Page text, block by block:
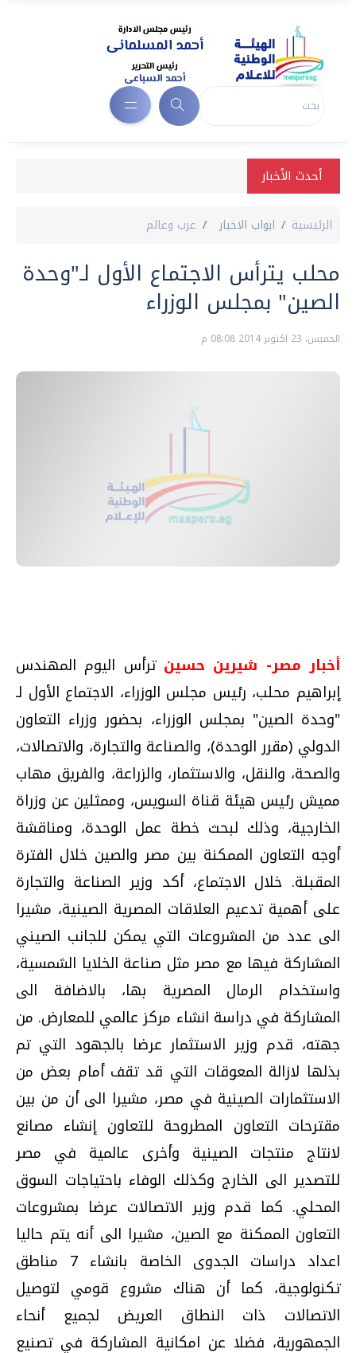
أحدث الأخبار
الرئيسية ابواب الاخبار عرب وعالم
محلب يترأس الاجتماع الأول لـ"وحدة
الصين" بمجلس الوزراء
الخميس، 23 اكتوبر 2014 08:08 م
أخبار مصر- شيرين حسين ترأس اليوم المهندس
إبراهيم محلب، رئيس مجلس الوزراء، الاجتماع الأول لـ
"وحدة الصين" بمجلس الوزراء، بحضور وزراء التعاون
الدولي (مقرر الوحدة)، والصناعة والتجارة، والاتصالات،
والصحة، والنقل، والاستثمار، والزراعة، والفريق مهاب
مميش رئيس هيئة قناة السويس، وممثلين عن وزراة
الخارجية، وذلك لبحث خطة عمل الوحدة، ومناقشة
أوجه التعاون الممكنة بين مصر والصين خلال الفترة
المقبلة. خلال الاجتماع، أكد وزير الصناعة والتجارة
على أهمية تدعيم العلاقات المصرية الصينية، مشيرا
الى عدد من المشروعات التي يمكن للجانب الصيني
المشاركة فيها مع مصر مثل صناعة الخلايا الشمسية،
واستخدام الرمال المصرية بها، بالاضافة الى
المشاركة في دراسة انشاء مركز عالمي للمعارض. من
جهته، قدم وزير الاستثمار عرضا بالجهود التي تم
بذلها لازالة المعوقات التي قد تقف أمام بعض من
الاستثمارات الصينية في مصر، مشيرا الى أن من بين
مقترحات التعاون المطروحة للتعاون إنشاء مصانع
لانتاج منتجات الصينية وأخرى عالمية في مصر
للتصدير الى الخارج وكذلك الوفاء باحتياجات السوق
المحلي. كما قدم وزير الاتصالات عرضا بمشروعات
التعاون الممكنة مع الصين، مشيرا الى أنه يتم حاليا
اعداد دراسات الجدوى الخاصة بانشاء 7 مناطق
تكنولوجية، كما أن هناك مشروع قومي لتوصيل
الاتصالات ذات النطاق العريض لجميع أنحاء
الجمهورية، فضلا عن امكانية المشاركة في تصنيع